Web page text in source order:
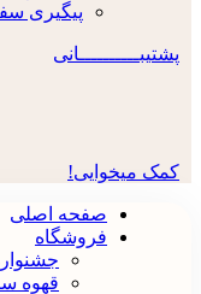
پیگیری
پشتیبــــــــــانی
کمک میخوایی!
صفحه اصلی
فروشگاه
قهوه